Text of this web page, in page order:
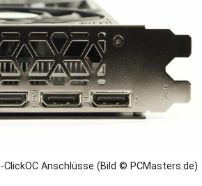
ClickOC Anschlüsse (Bild © PCMasters.de)